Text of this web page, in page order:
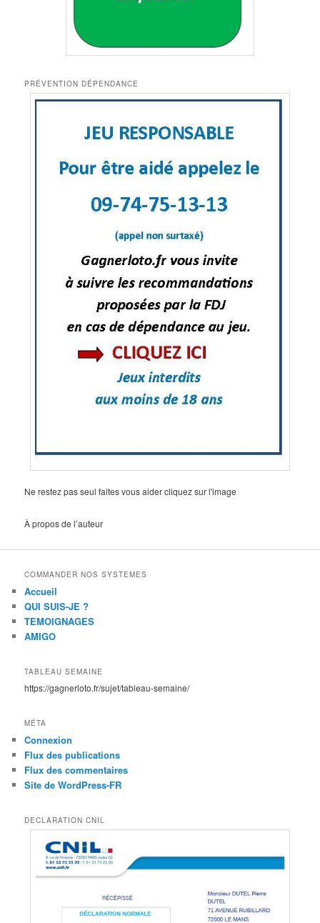
PRÉVENTION DÉPENDANCE
Ne restez pas seul faites vous aider cliquez sur l'image
À propos de l’auteur
COMMANDER NOS SYSTEMES
Accueil
QUI SUIS-JE ?
TEMOIGNAGES
AMIGO
TABLEAU SEMAINE
https://gagnerloto.fr/sujet/tableau-semaine/
MÉTA
Connexion
Flux des publications
Flux des commentaires
Site de WordPress-FR
DECLARATION CNIL